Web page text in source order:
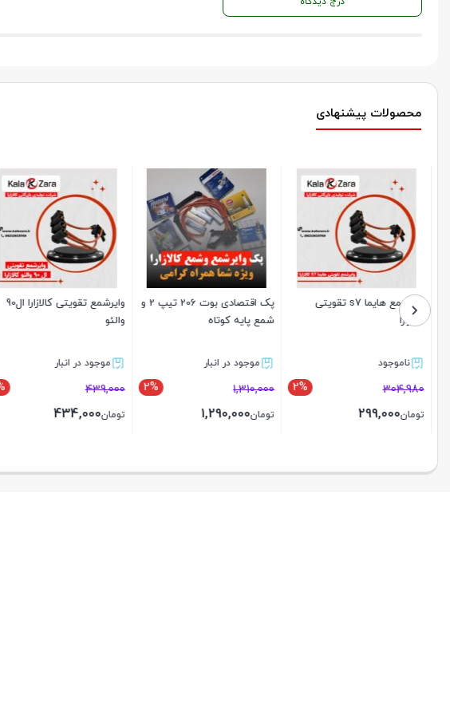
محصولات پیشنهادی
وایرشمع هایما s7 تقویتی
کالازارا
ناموجود
2% 304,980
تومان299,000
پک اقتصادی بوت 206 تیپ 2 و
شمع پایه کوتاه
موجود در انبار
2% 1,310,000
تومان1,290,000
وایرشمع تقویتی کالازارا ال90
والئو
موجود در انبار
1% 439,000
تومان434,000